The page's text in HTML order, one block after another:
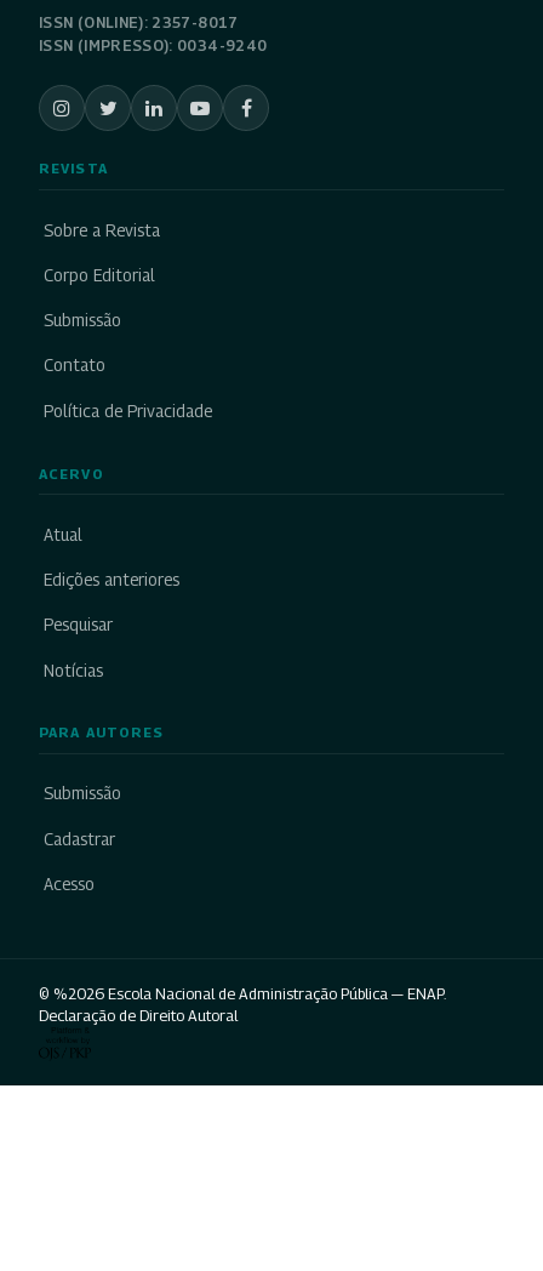
ISSN (ONLINE): 2357-8017
ISSN (IMPRESSO): 0034-9240
REVISTA
Sobre a Revista
Corpo Editorial
Submissão
Contato
Política de Privacidade
ACERVO
Atual
Edições anteriores
Pesquisar
Notícias
PARA AUTORES
Submissão
Cadastrar
Acesso
© %2026 Escola Nacional de Administração Pública — ENAP.
Declaração de Direito Autoral